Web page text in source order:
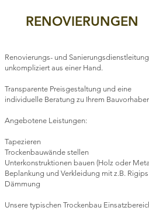
RENOVIERUNGEN
Renovierungs- und
unkompliziert aus einer Hand.
Transparente Preisgestaltung und eine
individuelle Beratung zu Ihrem
Angebotene Leistungen:
Tapezieren
Trockenbauwände stellen
Unterkonstruktionen bauen (Holz oder
Beplankung und Verkleidung mit z.B. Rigips
Dämmung
Unsere typischen Trockenbau